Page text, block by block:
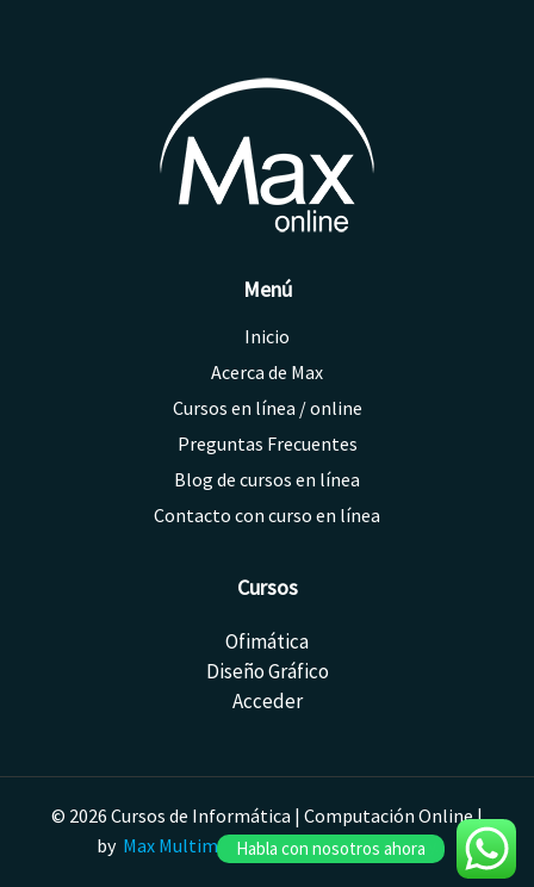
Menú
Inicio
Acerca de Max
Cursos en línea / online
Preguntas Frecuentes
Blog de cursos en línea
Contacto con curso en línea
Cursos
Ofimática
Diseño Gráfico
Acceder
© 2026 Cursos de Informática | Computación Online |
by Max Multimedia| Montevideo, Uruguay.
Habla con nosotros ahora